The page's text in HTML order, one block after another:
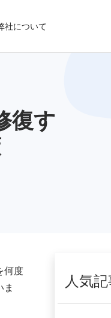
社について
復す
何度
人気